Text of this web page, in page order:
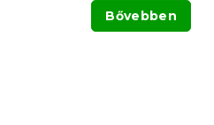
Bővebben